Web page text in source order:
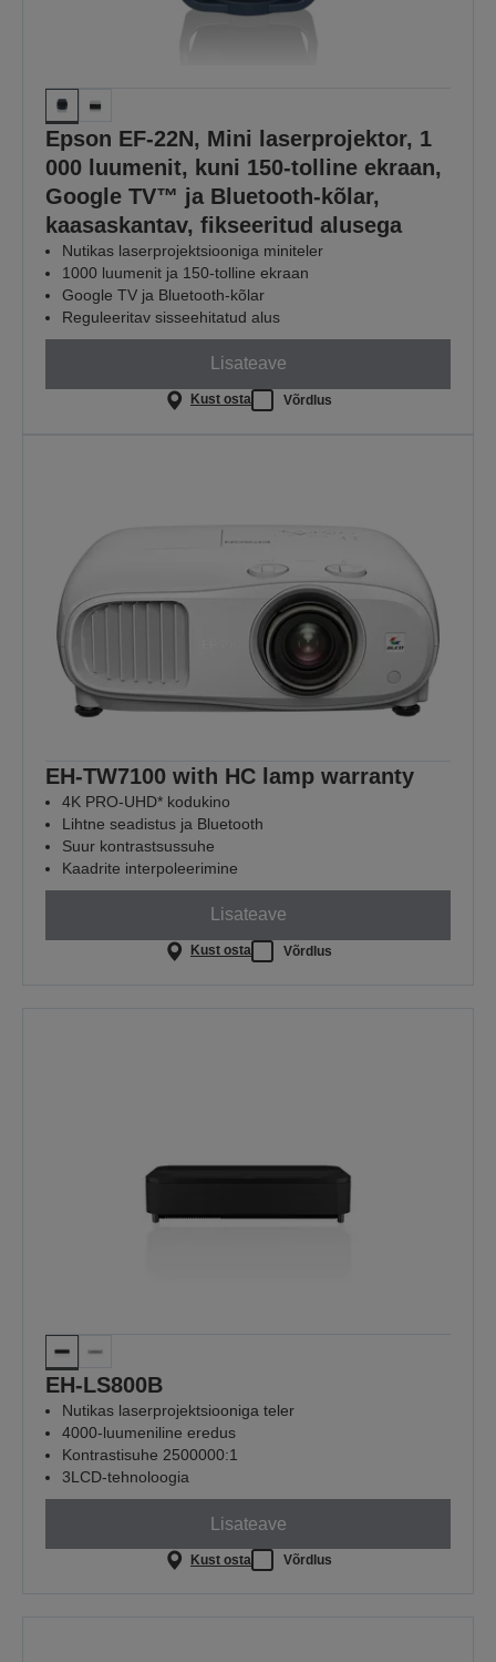
Epson EF-22N, Mini laserprojektor, 1
000 luumenit, kuni 150-tolline ekraan,
Google TV™ ja Bluetooth-kõlar,
kaasaskantav, fikseeritud alusega
Nutikas laserprojektsiooniga miniteler
1000 luumenit ja 150-tolline ekraan
Google TV ja Bluetooth-kõlar
Reguleeritav sisseehitatud alus
Lisateave
Kust osta Võrdlus
EH-TW7100 with HC lamp warranty
4K PRO-UHD* kodukino
Lihtne seadistus ja Bluetooth
Suur kontrastsussuhe
Kaadrite interpoleerimine
Lisateave
Kust osta Võrdlus
EH-LS800B
Nutikas laserprojektsiooniga teler
4000-luumeniline eredus
Kontrastisuhe 2500000:1
3LCD-tehnoloogia
Lisateave
Kust osta Võrdlus